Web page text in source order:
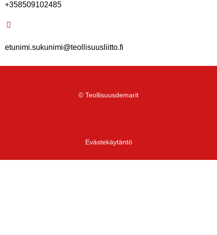
+358509102485
etunimi.sukunimi@teollisuusliitto.fi
© Teollisuusdemarit
Evästekäytäntö